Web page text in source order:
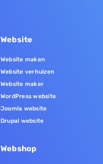
Website
Website maken
Website verhuizen
Website maker
WordPress website
Joomla website
Drupal website
Webshop